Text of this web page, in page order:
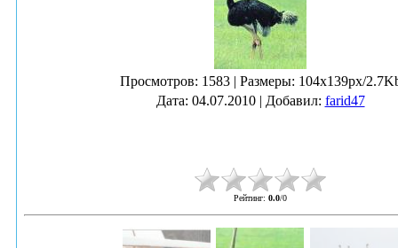
Просмотров: 1583 | Размеры: 104x139px/
Дата: 04.07.2010 | Добавил: farid47
Рейтинг: 0.0/0